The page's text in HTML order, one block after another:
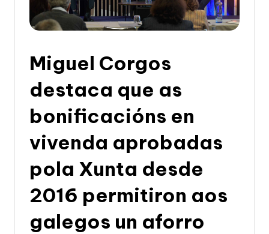
G
Miguel Corgos
destaca que as
bonificacións en
vivenda aprobadas
pola Xunta desde
2016 permitiron aos
galegos un aforro